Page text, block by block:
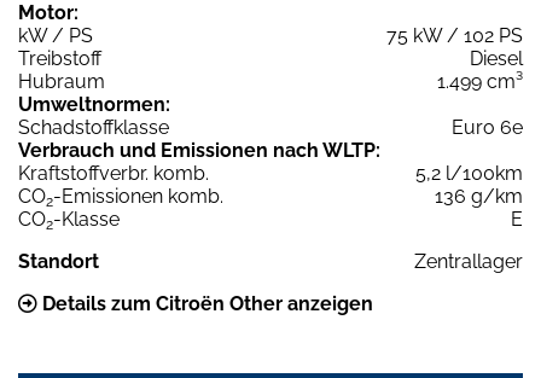
Motor:
kW / PS
75 kW / 102 PS
Treibstoff
Diesel
Hubraum
1.499 cm³
Umweltnormen:
Schadstoffklasse
Euro 6e
Verbrauch und Emissionen nach WLTP:
Kraftstoffverbr. komb.
5,2 l/100km
CO2-Emissionen komb.
136 g/km
CO2-Klasse
E
Standort
Zentrallager
Details zum Citroën Other anzeigen